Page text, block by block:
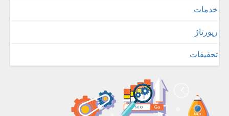
خدمات
رپورتاژ
تحقیقات